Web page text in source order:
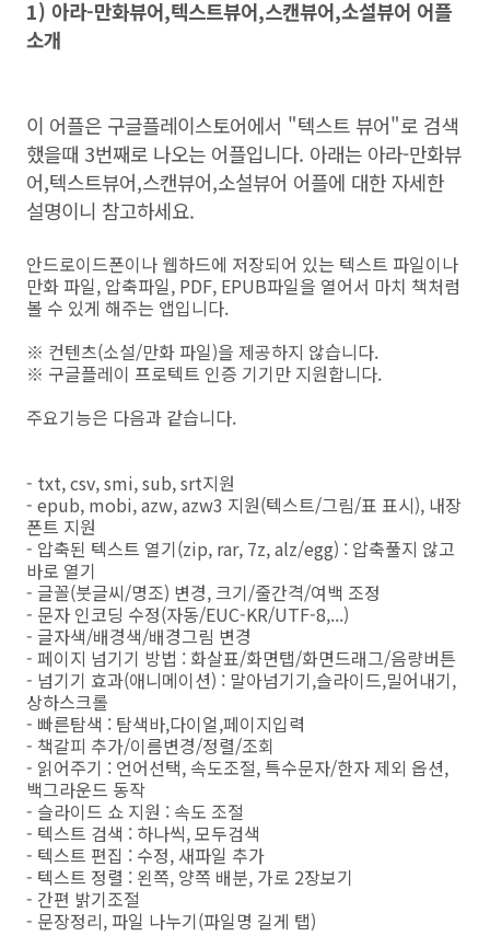
1) 아라-만화뷰어,텍스트뷰어,스캔뷰어,소설뷰어 어플
소개
이 어플은 구글플레이스토어에서 "텍스트 뷰어"로 검색
했을때 3번째로 나오는 어플입니다. 아래는 아라-만화뷰
어,텍스트뷰어,스캔뷰어,소설뷰어 어플에 대한 자세한
설명이니 참고하세요.
안드로이드폰이나 웹하드에 저장되어 있는 텍스트 파일이나
만화 파일, 압축파일, PDF, EPUB파일을 열어서 마치 책처럼
볼 수 있게 해주는 앱입니다.
※ 컨텐츠(소설/만화 파일)을 제공하지 않습니다.
※ 구글플레이 프로텍트 인증 기기만 지원합니다.
주요기능은 다음과 같습니다.
- txt, csv, smi, sub, srt지원
- epub, mobi, azw, azw3 지원(텍스트/그림/표 표시), 내장
폰트 지원
- 압축된 텍스트 열기(zip, rar, 7z, alz/egg) : 압축풀지 않고
바로 열기
- 글꼴(붓글씨/명조) 변경, 크기/줄간격/여백 조정
- 문자 인코딩 수정(자동/EUC-KR/UTF-8,...)
- 글자색/배경색/배경그림 변경
- 페이지 넘기기 방법 : 화살표/화면탭/화면드래그/음량버튼
- 넘기기 효과(애니메이션) : 말아넘기기,슬라이드,밀어내기,
상하스크롤
- 빠른탐색 : 탐색바,다이얼,페이지입력
- 책갈피 추가/이름변경/정렬/조회
- 읽어주기 : 언어선택, 속도조절, 특수문자/한자 제외 옵션,
백그라운드 동작
- 슬라이드 쇼 지원 : 속도 조절
- 텍스트 검색 : 하나씩, 모두검색
- 텍스트 편집 : 수정, 새파일 추가
- 텍스트 정렬 : 왼쪽, 양쪽 배분, 가로 2장보기
- 간편 밝기조절
- 문장정리, 파일 나누기(파일명 길게 탭)